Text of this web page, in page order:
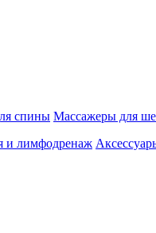
спины Массажеры для
и лимфодренаж